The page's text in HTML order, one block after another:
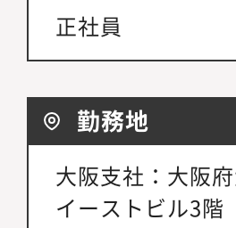
正社員
勤務地
大阪支社：大阪
イーストビル3階